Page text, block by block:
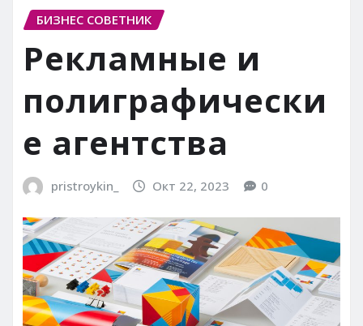
БИЗНЕС СОВЕТНИК
Рекламные и
полиграфически
е агентства
pristroykin_ Окт 22, 2023 0